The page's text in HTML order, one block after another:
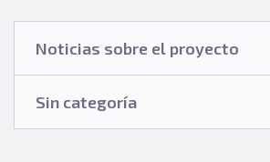
Noticias sobre el proyecto
Sin categoría